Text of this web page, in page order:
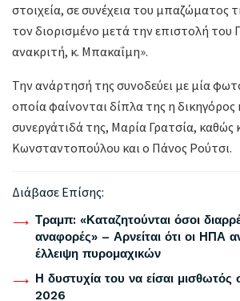
στοιχεία, σε συνέχεια του μπαζώματος
τον διορισμένο μετά την επιστολή
ανακριτή, κ. Μπακαΐμη».
Την ανάρτησή της συνοδεύει με μία
οποία φαίνονται δίπλα της η δικηγόρος
συνεργάτιδά της, Μαρία Γρατσία, καθώς
Κωνσταντοπούλου και ο Πάνος Ρούτσι.
Διάβασε Επίσης:
Τραμπ: «Καταζητούνται όσοι
αναφορές» – Αρνείται ότι οι ΗΠΑ
έλλειψη πυρομαχικών
Η δυστυχία του να είσαι μισθωτός
2026